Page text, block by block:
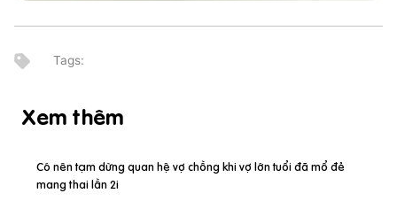
Xem thêm
Có nên tạm dừng quan hệ vợ chồng khi vợ lớn tuổi đã mổ đẻ
mang thai lần 2i